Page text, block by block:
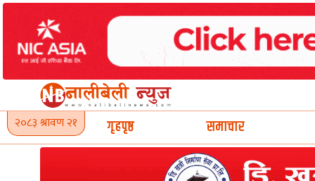
Skip
content
२०८३ श्रावण २१ गृहपृष्ठ समाचार